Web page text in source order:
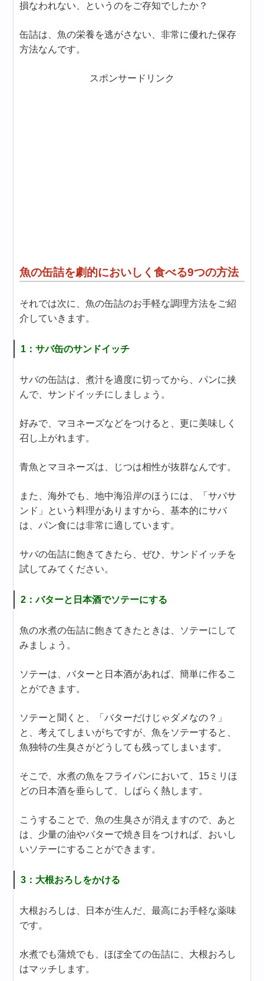
損なわれない、というのをご存知でしたか？
缶詰は、魚の栄養を逃がさない、非常に優れた保存
方法なんです。
スポンサードリンク
魚の缶詰を劇的においしく食べる9つの方法
それでは次に、魚の缶詰のお手軽な調理方法をご紹
介していきます。
1：サバ缶のサンドイッチ
サバの缶詰は、煮汁を適度に切ってから、パンに挟
んで、サンドイッチにしましょう。
好みで、マヨネーズなどをつけると、更に美味しく
召し上がれます。
青魚とマヨネーズは、じつは相性が抜群なんです。
また、海外でも、地中海沿岸のほうには、「サバサ
ンド」という料理がありますから、基本的にサバ
は、パン食には非常に適しています。
サバの缶詰に飽きてきたら、ぜひ、サンドイッチを
試してみてください。
2：バターと日本酒でソテーにする
魚の水煮の缶詰に飽きてきたときは、ソテーにして
みましょう。
ソテーは、バターと日本酒があれば、簡単に作るこ
とができます。
ソテーと聞くと、「バターだけじゃダメなの？」
と、考えてしまいがちですが、魚をソテーすると、
魚独特の生臭さがどうしても残ってしまいます。
そこで、水煮の魚をフライパンにおいて、15ミリほ
どの日本酒を垂らして、しばらく熱します。
こうすることで、魚の生臭さが消えますので、あと
は、少量の油やバターで焼き目をつければ、おいし
いソテーにすることができます。
3：大根おろしをかける
大根おろしは、日本が生んだ、最高にお手軽な薬味
です。
水煮でも蒲焼でも、ほぼ全ての缶詰に、大根おろし
はマッチします。